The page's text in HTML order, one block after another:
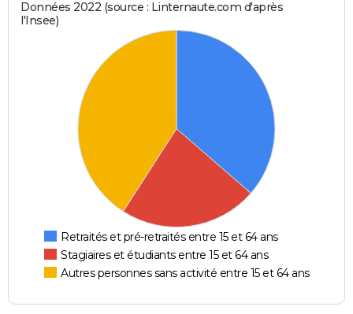
Données 2022 (source : Linternaute.com d'après
l'Insee)
Retraités et pré-retraités entre 15 et 64 ans
Stagiaires et étudiants entre 15 et 64 ans
Autres personnes sans activité entre 15 et 64 ans